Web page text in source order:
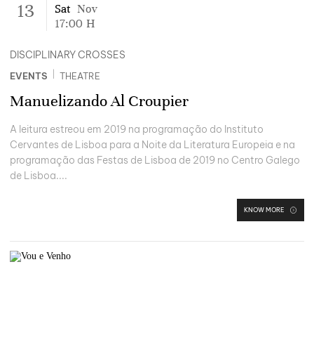
13 Sat Nov
17:00 H
EVENTS THEATRE
Manuelizando Al Croupier
A leitura estreou em 2019 na programação do Instituto
Cervantes de Lisboa para a Noite da Literatura Europeia e na
programação das Festas de Lisboa de 2019 no Centro Galego
de Lisboa....
KNOW MORE
DISCIPLINARY CROSSES